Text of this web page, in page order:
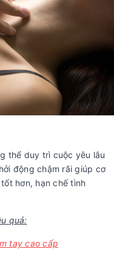
thể duy trì cuộc yêu lâu
động chậm rãi giúp cơ
hơn, hạn chế tình
quả:
tay cao cấp